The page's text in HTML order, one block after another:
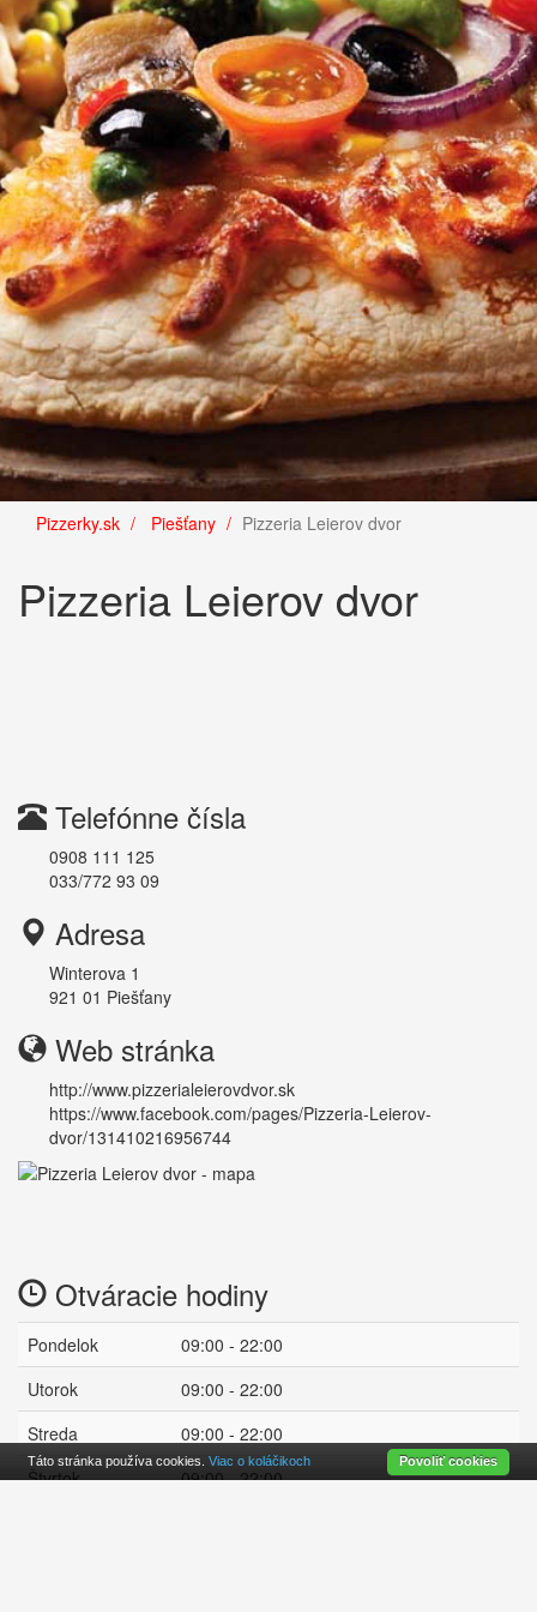
Pizzerky.sk Piešťany Pizzeria Leierov dvor
Pizzeria Leierov dvor
Telefónne čísla
0908 111 125
033/772 93 09
Adresa
Winterova 1
921 01 Piešťany
Web stránka
http://www.pizzerialeierovdvor.sk
https://www.facebook.com/pages/Pizzeria-Leierov-
dvor/131410216956744
Otváracie hodiny
Pondelok
09:00 - 22:00
Utorok
09:00 - 22:00
Streda
09:00 - 22:00
Štvrtok
09:00 - 22:00
Táto stránka používa cookies. Viac o koláčikoch Povoliť cookies